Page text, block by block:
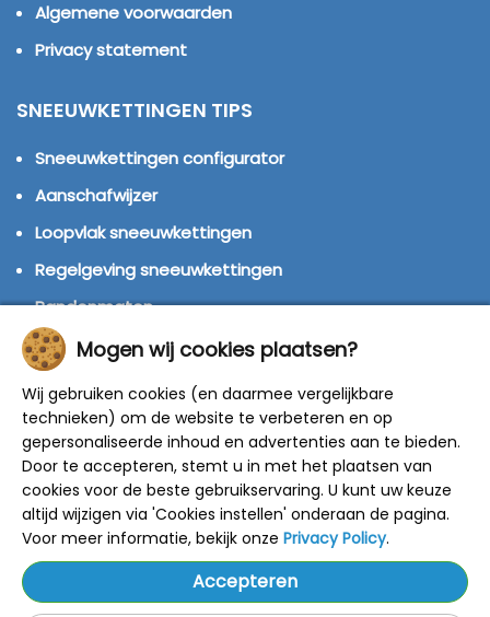
Algemene voorwaarden
Privacy statement
SNEEUWKETTINGEN TIPS
Sneeuwkettingen configurator
Aanschafwijzer
Loopvlak sneeuwkettingen
Regelgeving sneeuwkettingen
Bandenmaten
Montage handleidingen
Winterbanden
© 2014 - 2025 Sneeuwkettingen4u - Alle rechten
voorbehouden
De getoonde adviesprijzen zijn door de fabrikant
bepaald.
Alle prijzen zijn inclusief BTW en verzendkosten.
Mogen wij cookies plaatsen?
Wij gebruiken cookies (en daarmee vergelijkbare
technieken) om de website te verbeteren en op
gepersonaliseerde inhoud en advertenties aan te bieden.
Door te accepteren, stemt u in met het plaatsen van
cookies voor de beste gebruikservaring. U kunt uw keuze
altijd wijzigen via 'Cookies instellen' onderaan de pagina.
Voor meer informatie, bekijk onze Privacy Policy.
Accepteren